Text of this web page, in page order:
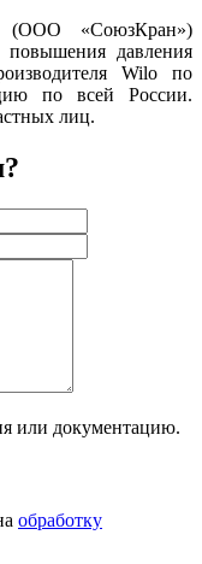
(ООО «СоюзКран»)
повышения давления
Wilo по
по всей России.
лиц.
или документацию.
обработку